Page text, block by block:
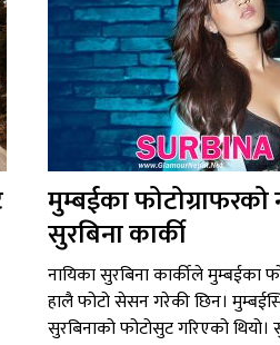
मुम्बईका
सुरबिना कार्की
नायिका सुरबिना कार्कीले मुम्बईका
हालै फोटो सेसन गरेकी छिन।
सुरबिनाको फोटोसुट गरिएको थियो।